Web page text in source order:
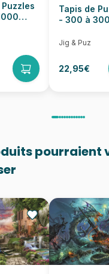
Tapis de
- 300 à
Jig & Puz
22,95€
pourraient